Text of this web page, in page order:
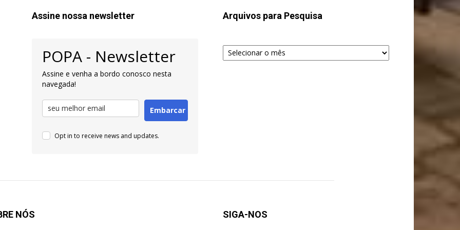
Assine nossa newsletter
POPA - Newsletter
Assine e venha a bordo conosco nesta
navegada!
Embarcar
Opt in to receive news and updates.
Arquivos para Pesquisa
Arquivos
para
NÓS SIGA-NOS